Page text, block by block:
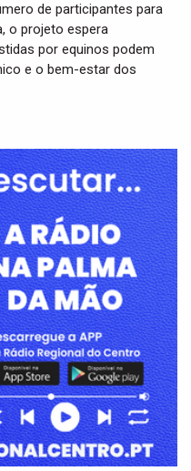
de participantes para
o projeto espera
por equinos podem
e o bem-estar dos